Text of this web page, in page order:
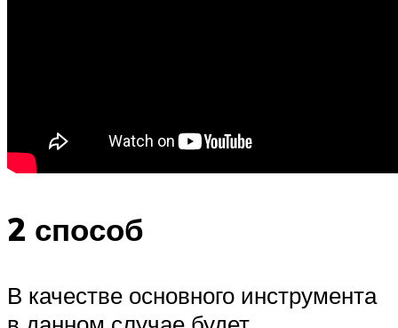
2 способ
В качестве основного инструмента